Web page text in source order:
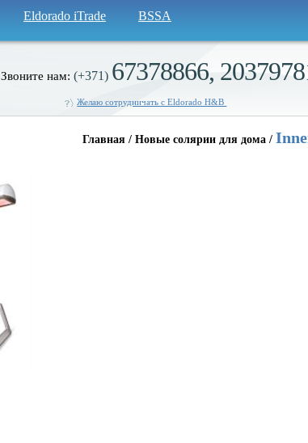
Eldorado iTrade BSSA
Звоните нам: (+371) 67378866,
Желаю сотрудничать с Eldorado H&B
Главная / Новые солярии для дома /